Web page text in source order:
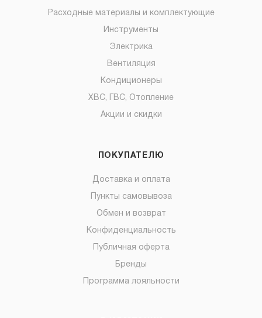
Расходные материалы и комплектующие
Инструменты
Электрика
Вентиляция
Кондиционеры
ХВС, ГВС, Отопление
Акции и скидки
ПОКУПАТЕЛЮ
Доставка и оплата
Пункты самовывоза
Обмен и возврат
Конфиденциальность
Публичная оферта
Бренды
Программа лояльности